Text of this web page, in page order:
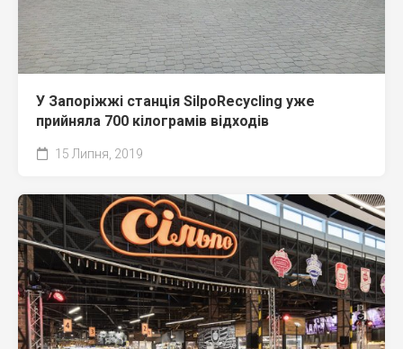
У Запоріжжі станція SilpoRecycling уже
прийняла 700 кілограмів відходів
15 Липня, 2019